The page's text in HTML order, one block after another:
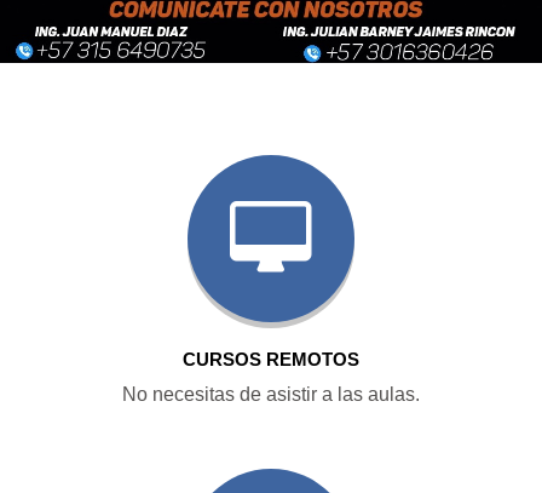
CURSOS REMOTOS
No necesitas de asistir a las aulas.